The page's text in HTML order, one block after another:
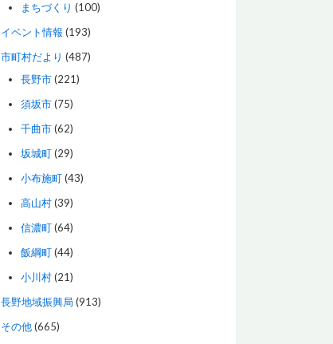
まちづくり (100)
イベント情報 (193)
市町村だより (487)
長野市(221)
須坂市(75)
千曲市(62)
坂城町(29)
小布施町(43)
高山村(39)
信濃町(64)
飯綱町(44)
小川村(21)
長野地域振興局 (913)
その他(665)